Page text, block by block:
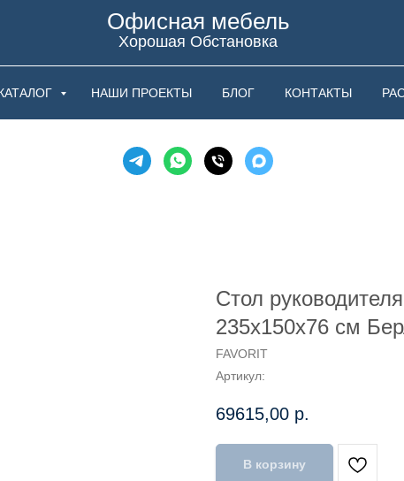
Офисная мебель
Хорошая Обстановка
НАШИ ПРОЕКТЫ БЛОГ КОНТАКТЫ
Стол
235х150х76 см
FAVORIT
Артикул:
69615,00 р.
В корзину